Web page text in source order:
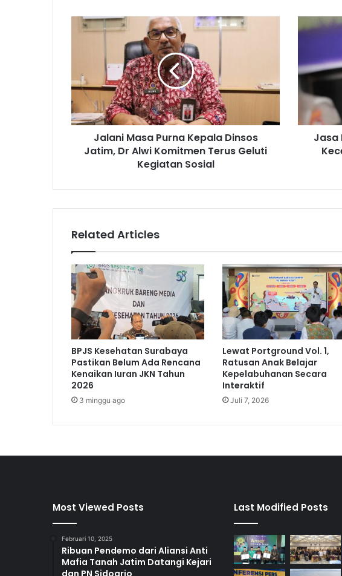
Jalani
Masa
Dinsos
Jatim,
Dr
Alwi
Komitmen
Geluti
Jalani Masa Purna Kepala Dinsos
Jatim, Dr Alwi Komitmen Terus Geluti
Kegiatan Sosial
Raharja
Seluruh
Korban
Kecelakaan
Bus
Terjun
di
JurangJasa
Related Articles
BPJS Kesehatan Surabaya
Pastikan Belum Ada Rencana
Kenaikan Iuran JKN Tahun
2026
3 minggu ago
Lewat Portground Vol. 1,
Ratusan Anak Belajar
Kepelabuhanan Secara
Interaktif
Juli 7, 2026
Most Viewed Posts
Februari 10, 2025
Ribuan Pendemo dari Aliansi Anti
Mafia Tanah Jatim Datangi Kejari
Last Modified Posts